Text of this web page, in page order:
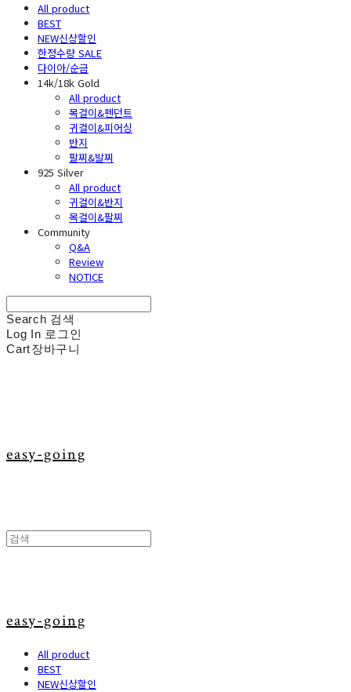
All product
BEST
NEW신상할인
한정수량 SALE
다이아/순금
14k/18k Gold
All product
목걸이&펜던트
귀걸이&피어싱
반지
팔찌&발찌
925 Silver
All product
귀걸이&반지
목걸이&팔찌
Community
Q&A
Review
NOTICE
Search 검색
Log In 로그인
Cart장바구니
easy-going
easy-going
All product
BEST
NEW신상할인